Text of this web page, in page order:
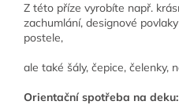
Z této příze vyrobíte např.
zachumlání, designové
postele,
ale také šály, čepice, čelenky,
Orientační spotřeba na deku: